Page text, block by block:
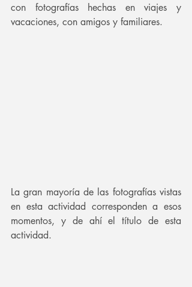
con fotografías hechas en viajes y
vacaciones, con amigos y familiares.
La gran mayoría de las fotografías vistas
en esta actividad corresponden a esos
momentos, y de ahí el título de esta
actividad.